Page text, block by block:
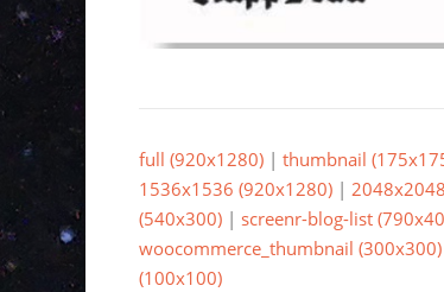
full (920x1280) | thumbnail
1536x1536 (920x1280) |
(540x300) | screenr-blog-list
woocommerce_thumbnail (300x300)
(100x100)